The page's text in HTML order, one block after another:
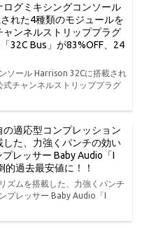
ログミキシングコンソール
れた4種類のモジュールを
ンネルストリッププラグ
32C Bus」が83%OFF、24
ソール Harrison 32Cに搭載され
チャンネルストリッププラグ
の適応型コンプレッション
した、力強くパンチの効い
レッサー Baby Audio「I
的過去最安値に！！
ズムを搭載した、力強くパンチ
プレッサー Baby Audio「I